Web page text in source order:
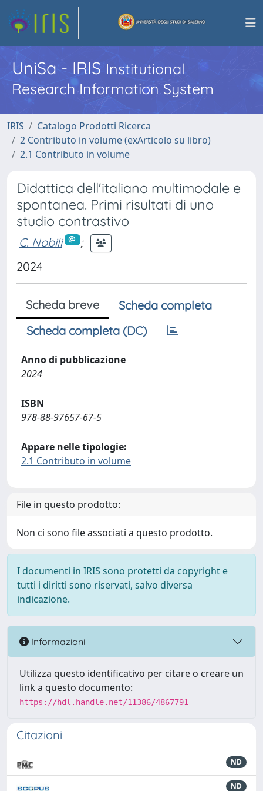
UniSa - IRISInstitutional
Research Information System
IRIS
Catalogo Prodotti Ricerca
2 Contributo in volume (exArticolo su libro)
2.1 Contributo in volume
Didattica dell'italiano multimodale e
spontanea. Primi risultati di uno
studio contrastivo
C. Nobili
;
2024
Scheda breve
Scheda completa
Scheda completa (DC)
Anno di pubblicazione
2024
ISBN
978-88-97657-67-5
Appare nelle tipologie:
2.1 Contributo in volume
File in questo prodotto:
Non ci sono file associati a questo prodotto.
I documenti in IRIS sono protetti da copyright e
tutti i diritti sono riservati, salvo diversa
indicazione.
Informazioni
Utilizza questo identificativo per citare o creare un
link a questo documento:
https://hdl.handle.net/11386/4867791
Citazioni
ND
ND